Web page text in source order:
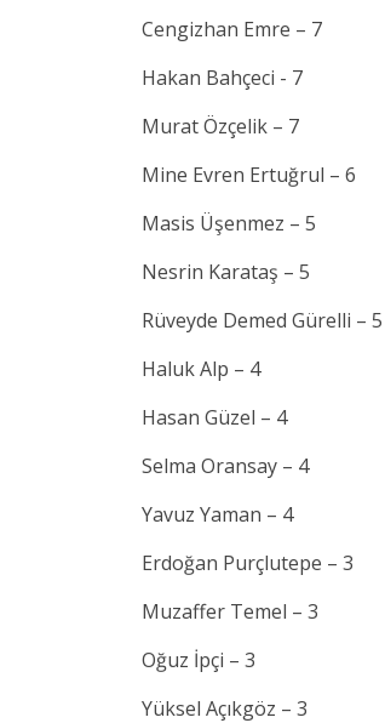
Cengizhan Emre – 7
Hakan Bahçeci - 7
Murat Özçelik – 7
Mine Evren Ertuğrul – 6
Masis Üşenmez – 5
Nesrin Karataş – 5
Rüveyde Demed Gürelli – 5
Haluk Alp – 4
Hasan Güzel – 4
Selma Oransay – 4
Yavuz Yaman – 4
Erdoğan Purçlutepe – 3
Muzaffer Temel – 3
Oğuz İpçi – 3
Yüksel Açıkgöz – 3